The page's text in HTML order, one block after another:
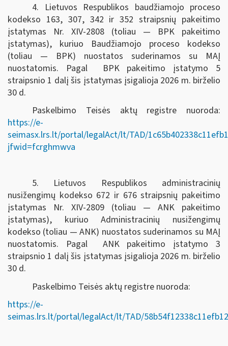
4. Lietuvos Respublikos baudžiamojo proceso
kodekso 163, 307, 342 ir 352 straipsnių pakeitimo
įstatymas Nr. XIV-2808 (toliau — BPK pakeitimo
įstatymas), kuriuo Baudžiamojo proceso kodekso
(toliau — BPK) nuostatos suderinamos su MAĮ
nuostatomis. Pagal BPK pakeitimo įstatymo 5
straipsnio 1 dalį šis įstatymas įsigalioja 2026 m. birželio
30 d.
Paskelbimo Teisės aktų registre nuoroda:
https://e-
seimasx.lrs.lt/portal/legalAct/lt/TAD/
jfwid=fcrghmwva
5. Lietuvos Respublikos administracinių
nusižengimų kodekso 672 ir 676 straipsnių pakeitimo
įstatymas Nr. XIV-2809 (toliau — ANK pakeitimo
įstatymas), kuriuo Administracinių nusižengimų
kodekso (toliau — ANK) nuostatos suderinamos su MAĮ
nuostatomis. Pagal ANK pakeitimo įstatymo 3
straipsnio 1 dalį šis įstatymas įsigalioja 2026 m. birželio
30 d.
Paskelbimo Teisės aktų registre nuoroda:
https://e-
seimas.lrs.lt/portal/legalAct/lt/TAD/